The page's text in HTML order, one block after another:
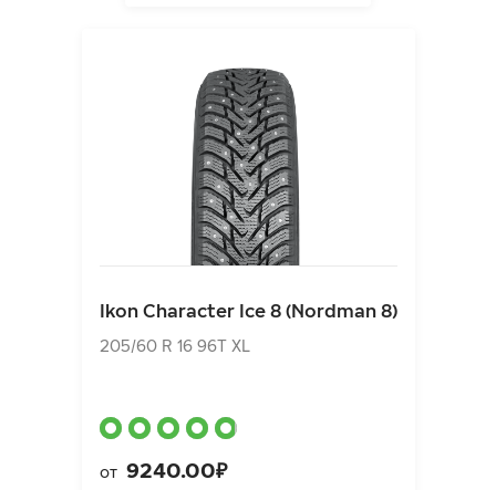
Ikon Character Ice 8 (Nordman 8)
205/60 R 16 96T XL
от 9240.00₽
Ikon Character Ice 8 (Nordman 8)
205/60 R 16 96T XL
от9240.00₽